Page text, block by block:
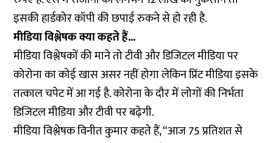
इसकी हार्डकोर कॉपी की छपाई रुकने से हो रही है.
मीडिया विश्लेषक क्या कहते हैं...
मीडिया विश्लेषकों की माने तो टीवी और डिजिटल मीडिया पर
कोरोना का कोई खास असर नहीं होगा लेकिन प्रिंट मीडिया इसके
तत्काल चपेट में आ गई है. कोरोना के दौर में लोगों की निर्भता
डिजिटल मीडिया और टीवी पर बढ़ेगी.
मीडिया विश्लेषक विनीत कुमार कहते हैं, ‘‘आज 75 प्रतिशत से